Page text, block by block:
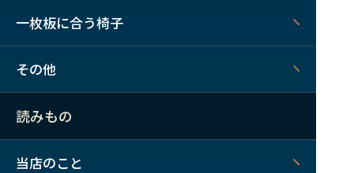
一枚板に合う椅子
その他
読みもの
当店のこと